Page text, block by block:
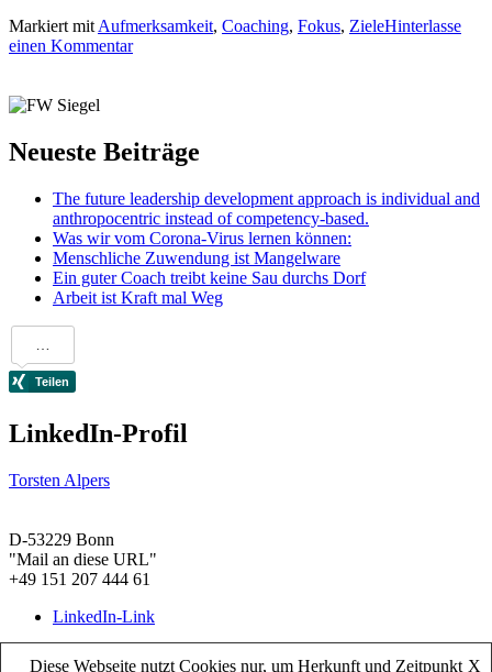
Markiert mit Aufmerksamkeit, Coaching, Fokus, ZieleHinterlasse
einen Kommentar
Neueste Beiträge
The future leadership development approach is individual and
anthropocentric instead of competency-based.
Was wir vom Corona-Virus lernen können:
Menschliche Zuwendung ist Mangelware
Ein guter Coach treibt keine Sau durchs Dorf
Arbeit ist Kraft mal Weg
LinkedIn-Profil
Torsten Alpers
D-53229 Bonn
"Mail an diese URL"
+49 151 207 444 61
LinkedIn-Link
Diese Webseite nutzt Cookies nur, um Herkunft und Zeitpunkt X